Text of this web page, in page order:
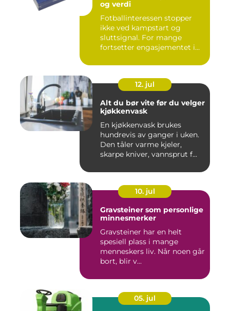
og verdi
Fotballinteressen stopper
ikke ved kampstart og
sluttsignal. For mange
fortsetter engasjementet i
12. jul
Alt du bør vite før du velger
kjøkkenvask
En kjøkkenvask brukes
hundrevis av ganger i uken.
Den tåler varme kjeler,
skarpe kniver, vannsprut f...
10. jul
Gravsteiner som personlige
minnesmerker
Gravsteiner har en helt
spesiell plass i mange
menneskers liv. Når noen går
bort, blir v...
05. jul